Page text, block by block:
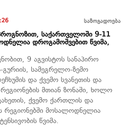
საზოგადოება
საქართველოში 9-11
დროგამოშვებით წვიმა,
9 აგვისტოს სანაპირო
გურიის, სამეგრელო-ზემო
და ქვემო სვანეთის და
რეგიონების მთიან ზონაში, ხოლო
ქვემო ქართლის და
რეგიონებში მოსალოდნელია
წვიმა.